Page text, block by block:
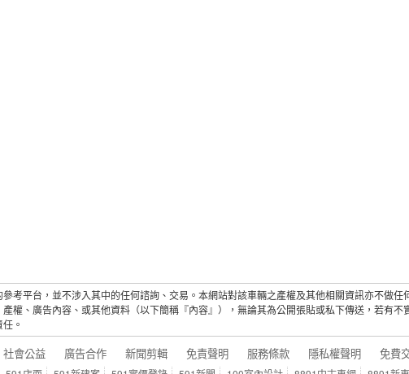
考平台，並不涉入其中的任何諮詢、交易。本網站對該車輛之產權及其他相關資訊亦不做任
權、廣告內容、或其他資料（以下簡稱『內容』），無論其為公開張貼或私下傳送，若有
。
社會公益 廣告合作 新聞剪輯 免責聲明 服務條款 隱私權聲明 免費